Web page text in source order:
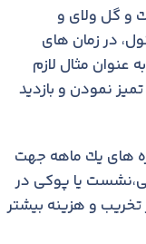
و گل ولای و
در زمان های
مثال لازم
نمودن و بازدید
های یك ماهه جهت
یا پوكی در
تخریب و هزینه بیشتر